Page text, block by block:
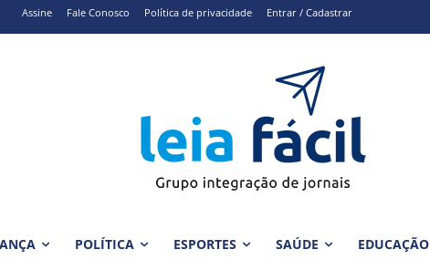
Assine Fale Conosco Política de privacidade Entrar / Cadastrar
POLÍTICA ESPORTES SAÚDE EDUCAÇÃO